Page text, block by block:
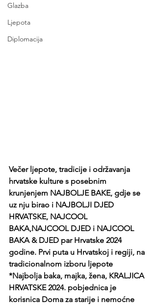
Glazba
Ljepota
Diplomacija
Večer ljepote, tradicije i održavanja
hrvatske kulture s posebnim
krunjenjem NAJBOLJE BAKE, gdje se
uz nju birao i NAJBOLJI DJED
HRVATSKE, NAJCOOL
BAKA,NAJCOOL DJED i NAJCOOL
BAKA & DJED par Hrvatske 2024
godine. Prvi puta u Hrvatskoj i regiji, na
tradicionalnom izboru ljepote
*Najbolja baka, majka, žena, KRALJICA
HRVATSKE 2024. pobjednica je
korisnica Doma za starije i nemoćne